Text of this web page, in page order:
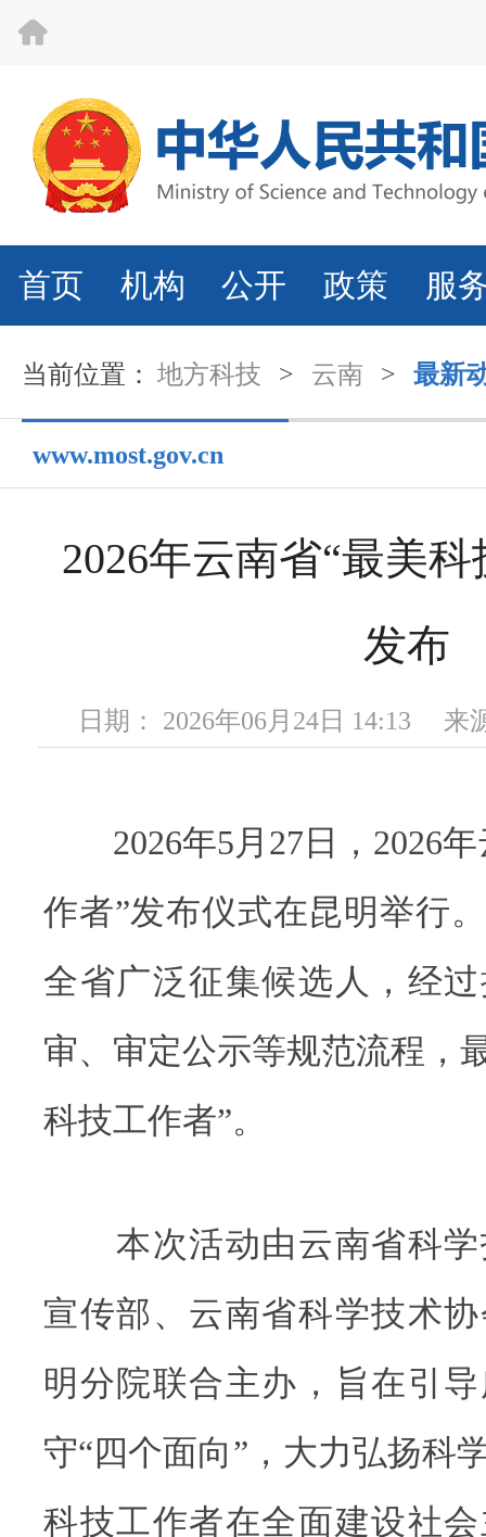
首页 机构 公开 政策 服
当前位置： 地方科技 > 云南 > 最新
www.most.gov.cn
2026年云南省“最美
发布
日期： 2026年06月24日 14:13 来
2026年5月27日，2026年
作者”发布仪式在昆明举行
全省广泛征集候选人，经
审、审定公示等规范流程，
科技工作者”。
本次活动由云南省科学
宣传部、云南省科学技术
明分院联合主办，旨在引
守“四个面向”，大力弘扬科
科技工作者在全面建设社